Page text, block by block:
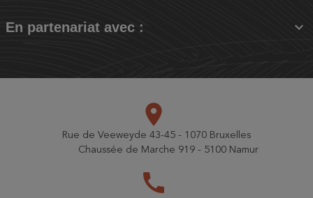
En partenariat avec : 
place
Rue de Veeweyde 43-45 - 1070 Bruxelles
Chaussée de Marche 919 - 5100 Namur
call